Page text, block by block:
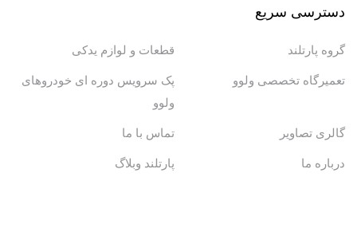
دسترسی سریع
گروه پارتلند قطعات و لوازم یدکی
تعمیرگاه تخصصی ولوو
پک سرویس دوره ای خودروهای
ولوو
گالری تصاویر تماس با ما
درباره ما پارتلند وبلاگ